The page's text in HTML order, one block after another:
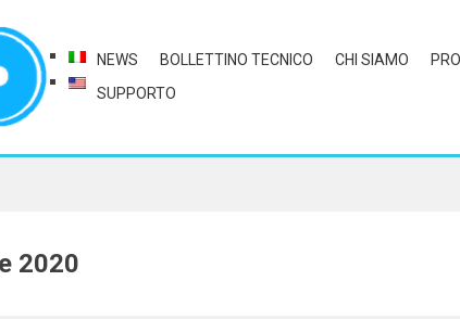
NEWS BOLLETTINO TECNICO CHI SIAMO
SUPPORTO
2020